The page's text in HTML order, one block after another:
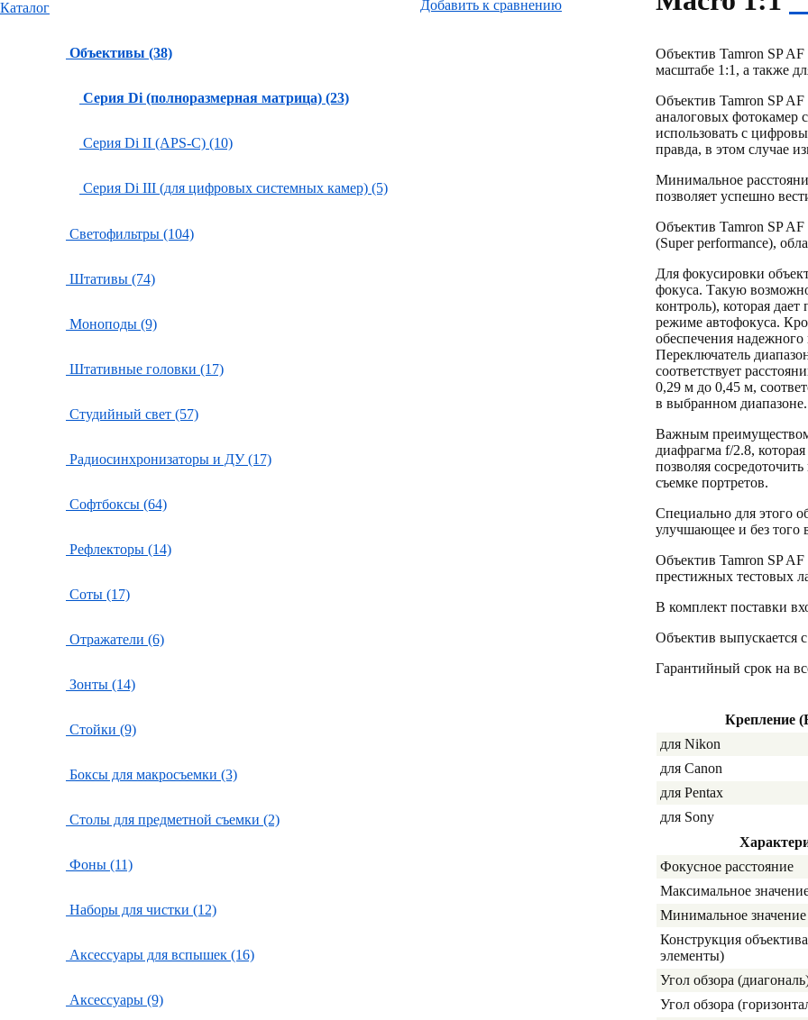
Каталог
Объективы (38)
Серия Di (полноразмерная матрица) (23)
Серия Di II (APS-C) (10)
Серия Di III (для цифровых системных камер) (5)
Светофильтры (104)
Штативы (74)
Моноподы (9)
Штативные головки (17)
Студийный свет (57)
Радиосинхронизаторы и ДУ (17)
Софтбоксы (64)
Рефлекторы (14)
Соты (17)
Отражатели (6)
Зонты (14)
Стойки (9)
Боксы для макросъемки (3)
Столы для предметной съемки (2)
Фоны (11)
Наборы для чистки (12)
Аксессуары для вспышек (16)
Аксессуары (9)
Добавить к cравнению
Объектив Tamron SP
масштабе 1:1, а также
Объектив Tamron SP
аналоговых фотокамер
использовать с
правда, в этом случае
Минимальное
позволяет успешно
Объектив Tamron SP
(Super performance),
Для фокусировки
фокуса. Такую
контроль), которая
режиме автофокуса.
обеспечения
Переключатель
соответствует
0,29 м до 0,45 м,
в выбранном диапазоне.
Важным преимуществом
диафрагма f/2.8,
позволяя
съемке портретов.
Специально для этого
улучшающее и без того
Объектив Tamron SP
престижных тестовых
В комплект поставки
Объектив выпускается
Гарантийный срок на
Крепление
для Nikon
для Canon
для Pentax
для Sony
Фокусное расстояние
Максимальное
Минимальное
Конструкция
элементы)
Угол обзора
Угол обзора